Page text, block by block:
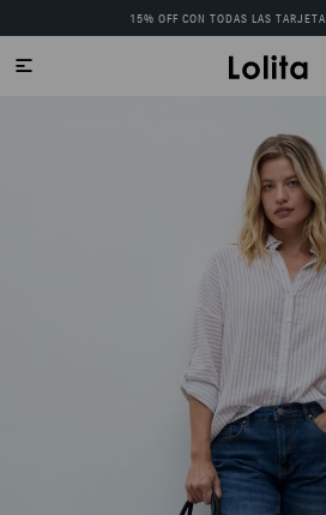
15% OFF CON TODAS LAS
